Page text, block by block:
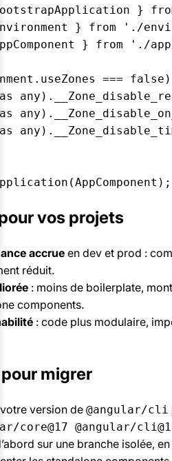
}
} from './
} from './
===
vos projets
accrue en dev et prod :
réduit.
: moins de boilerplate,
components.
: code plus modulaire,
migrer
version de @angular/cli
core@17 @angular/
sur une branche isolée,